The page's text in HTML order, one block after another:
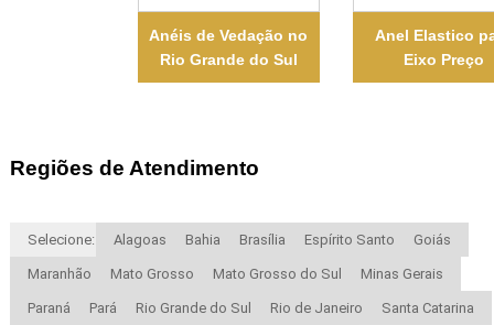
Anéis de Vedação no
Rio Grande do Sul
Anel Elastico
Eixo Preço
Regiões de Atendimento
Selecione: Alagoas Bahia Brasília Espírito Santo Goiás
Maranhão Mato Grosso Mato Grosso do Sul Minas Gerais
Paraná Pará Rio Grande do Sul Rio de Janeiro Santa Catarina